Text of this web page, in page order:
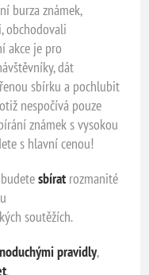
burza známek,
obchodovali
akce je pro
dát
sbírku a pochlubit
nespočívá pouze
známek s vysokou
s hlavní cenou!
sbírat rozmanité
soutěžích.
pravidly,
.